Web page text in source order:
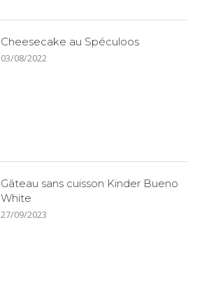
Cheesecake au Spéculoos
03/08/2022
Gâteau sans cuisson Kinder Bueno
White
27/09/2023